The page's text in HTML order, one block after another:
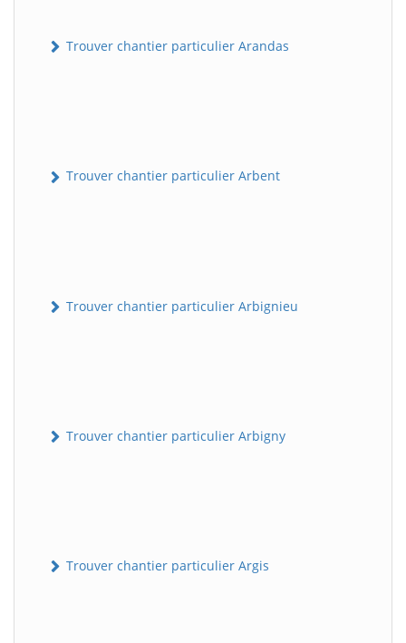
Trouver chantier particulier Arandas
Trouver chantier particulier Arbent
Trouver chantier particulier Arbignieu
Trouver chantier particulier Arbigny
Trouver chantier particulier Argis